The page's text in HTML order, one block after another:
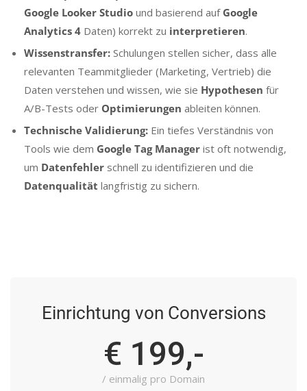
Google Looker Studio und basierend auf Google
Analytics 4 Daten) korrekt zu interpretieren.
Wissenstransfer: Schulungen stellen sicher, dass alle
relevanten Teammitglieder (Marketing, Vertrieb) die
Daten verstehen und wissen, wie sie Hypothesen für
A/B-Tests oder Optimierungen ableiten können.
Technische Validierung: Ein tiefes Verständnis von
Tools wie dem Google Tag Manager ist oft notwendig,
um Datenfehler schnell zu identifizieren und die
Datenqualität langfristig zu sichern.
Einrichtung von Conversions
€ 199,-
/ einmalig pro Domain